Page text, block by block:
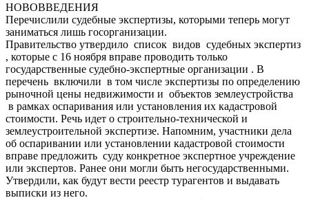
НОВОВВЕДЕНИЯ
Перечислили судебные экспертизы, которыми теперь могут
заниматься лишь госорганизации.
Правительство утвердило список видов судебных экспертиз
, которые с 16 ноября вправе проводить только
государственные судебно-экспертные организации . В
перечень включили в том числе экспертизы по определению
рыночной цены недвижимости и объектов землеустройства
в рамках оспаривания или установления их кадастровой
стоимости. Речь идет о строительно-технической и
землеустроительной экспертизе. Напомним, участники дела
об оспаривании или установлении кадастровой стоимости
вправе предложить суду конкретное экспертное учреждение
или экспертов. Ранее они могли быть негосударственными.
Утвердили, как будут вести реестр турагентов и выдавать
выписки из него.